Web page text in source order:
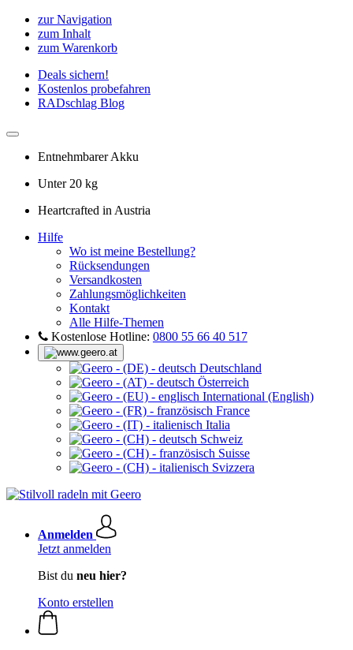
zur Navigation
zum Inhalt
zum Warenkorb
Deals sichern!
Kostenlos probefahren
RADschlag Blog
Entnehmbarer Akku
Unter 20 kg
Heartcrafted in Austria
Hilfe
Wo ist meine Bestellung?
Rücksendungen
Versandkosten
Zahlungsmöglichkeiten
Kontakt
Alle Hilfe-Themen
Kostenlose Hotline: 0800 55 66 40 517
Deutschland
Österreich
International (English)
France
Italia
Schweiz
Suisse
Svizzera
Anmelden
Jetzt anmelden
Bist du neu hier?
Konto erstellen